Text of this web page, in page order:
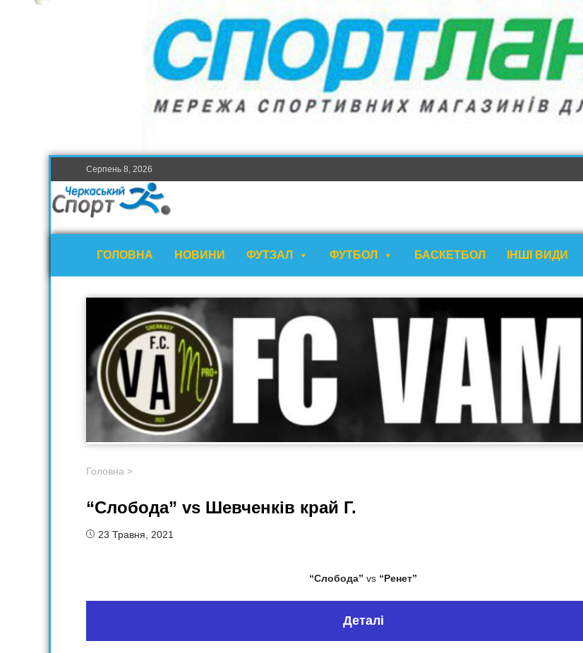
Серпень 8, 2026
ГОЛОВНА НОВИНИ ФУТЗАЛ ФУТБОЛ БАСКЕТБОЛ ІНШІ ВИДИ
Головна >
“Слобода” vs Шевченків край Г.
23 Травня, 2021
“Слобода” vs “Ренет”
Деталі